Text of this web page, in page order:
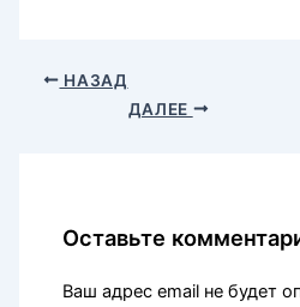
НАЗАД
ДАЛЕЕ
Оставьте
Ваш адрес email не будет